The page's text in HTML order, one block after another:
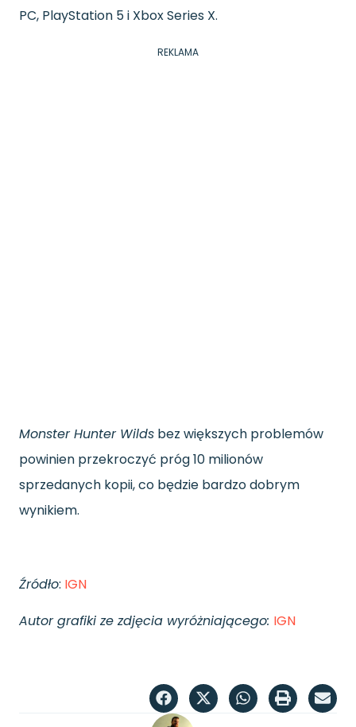
PC, PlayStation 5 i Xbox Series X.
REKLAMA
Monster Hunter Wilds bez większych problemów
powinien przekroczyć próg 10 milionów
sprzedanych kopii, co będzie bardzo dobrym
wynikiem.
Źródło: IGN
Autor grafiki ze zdjęcia wyróżniającego: IGN